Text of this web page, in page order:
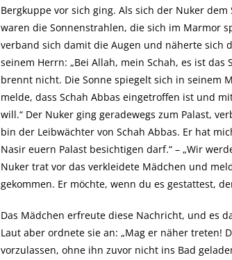
Bergkuppe vor sich ging. Als sich der Nuker
waren die Sonnenstrahlen, die sich im Marmor
verband sich damit die Augen und näherte sich
seinem Herrn: „Bei Allah, mein Schah, es ist
brennt nicht. Die Sonne spiegelt sich in seinem
melde, dass Schah Abbas eingetroffen ist und
will.“ Der Nuker ging geradewegs zum Palast,
bin der Leibwächter von Schah Abbas. Er hat
Nasir euern Palast besichtigen darf.“ – „Wir
Nuker trat vor das verkleidete Mädchen und
gekommen. Er möchte, wenn du es gestattest,
Das Mädchen erfreute diese Nachricht, und es
Laut aber ordnete sie an: „Mag er näher treten!
vorzulassen, ohne ihn zuvor nicht ins Bad